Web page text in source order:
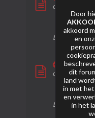
door
0
Laatste
Wyoming
door
0
Laatste
Door
akkoord
en
dit
land
in met het
en
in het